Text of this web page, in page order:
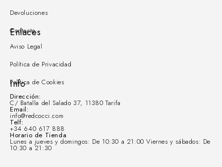
Devoluciones
Contacto
Enlaces
Aviso Legal
Política de Privacidad
Política de Cookies
Info
Dirección:
C/ Batalla del Salado 37, 11380 Tarifa
Email:
info@redcocci.com
Telf:
+34 640 617 888
Horario de Tienda
Lunes a jueves y domingos: De 10:30 a 21:00 Viernes y sábados: De
10:30 a 21:30